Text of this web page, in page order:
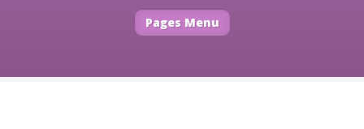
Pages Menu